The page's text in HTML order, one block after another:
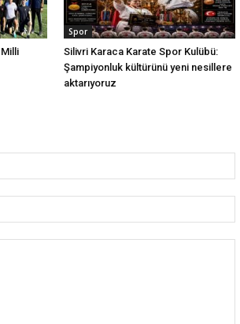
Spor
Silivri Karaca Karate Spor Kulübü:
Şampiyonluk kültürünü yeni nesillere
aktarıyoruz